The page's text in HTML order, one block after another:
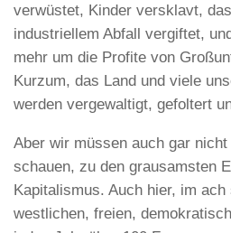
verwüstet, Kinder versklavt,
industriellem Abfall vergiftet,
mehr um die Profite von
Kurzum, das Land und viele
werden vergewaltigt, gefoltert
Aber wir müssen auch gar
schauen, zu den grausamsten
Kapitalismus. Auch hier, im ach
westlichen, freien,